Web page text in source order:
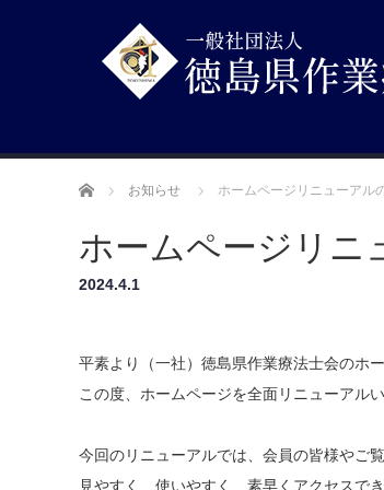
ホーム お知らせ ホームページリニューアル
ホームページリニ
2024.4.1
平素より（一社）徳島県作業療法士会のホ
この度、ホームページを全面リニューアルい
今回のリニューアルでは、会員の皆様やご
見やすく、使いやすく、素早くアクセスで